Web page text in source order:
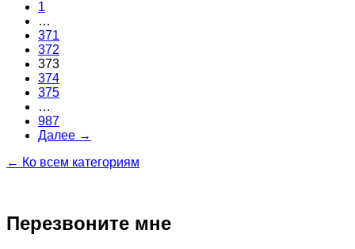
1
…
371
372
373
374
375
…
987
Далее →
← Ко всем категориям
Перезвоните мне